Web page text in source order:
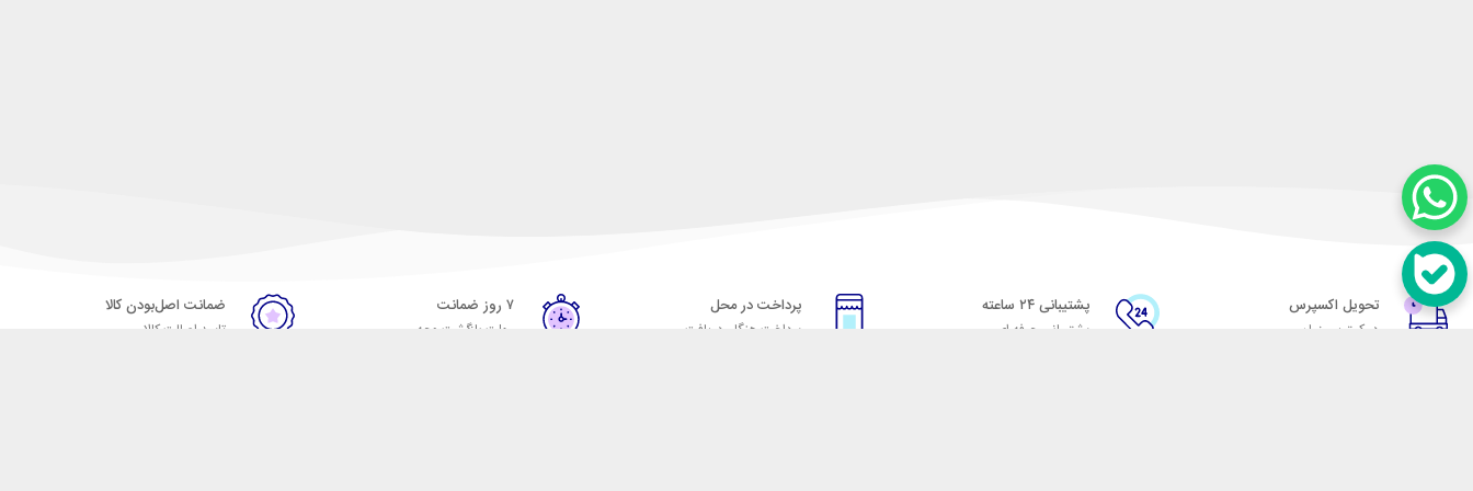
تحویل اکسپرس
در کمترین زمان
پشتیبانی ۲۴ ساعته
پشتیبانی حرفه ای
پرداخت در محل
پرداخت هنگام دریافت
۷ روز ضمانت
مهلت بازگشت وجه
ضمانت اصل‌بودن کالا
تایید اصالت کالا